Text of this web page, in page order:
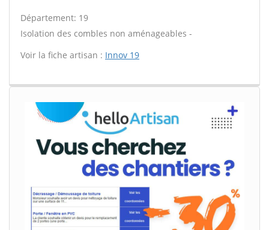
Département: 19
Isolation des combles non aménageables -
Voir la fiche artisan : Innov 19